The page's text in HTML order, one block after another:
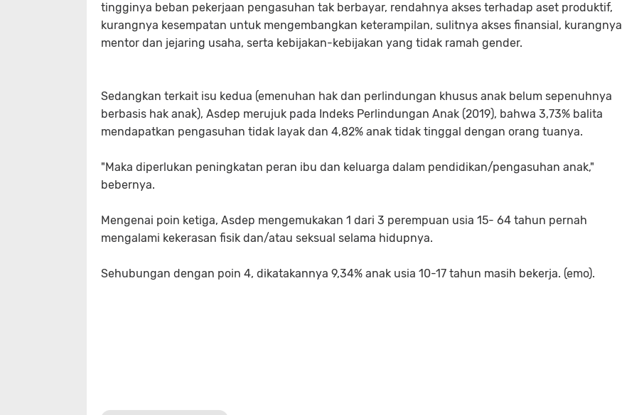
tingginya beban pekerjaan pengasuhan tak berbayar, rendahnya akses terhadap aset produktif,
kurangnya kesempatan untuk mengembangkan keterampilan, sulitnya akses finansial, kurangnya
mentor dan jejaring usaha, serta kebijakan-kebijakan yang tidak ramah gender.
Sedangkan terkait isu kedua (emenuhan hak dan perlindungan khusus anak belum sepenuhnya
berbasis hak anak), Asdep merujuk pada Indeks Perlindungan Anak (2019), bahwa 3,73% balita
mendapatkan pengasuhan tidak layak dan 4,82% anak tidak tinggal dengan orang tuanya.
"Maka diperlukan peningkatan peran ibu dan keluarga dalam pendidikan/pengasuhan anak,"
bebernya.
Mengenai poin ketiga, Asdep mengemukakan 1 dari 3 perempuan usia 15- 64 tahun pernah
mengalami kekerasan fisik dan/atau seksual selama hidupnya.
Sehubungan dengan poin 4, dikatakannya 9,34% anak usia 10-17 tahun masih bekerja. (emo).